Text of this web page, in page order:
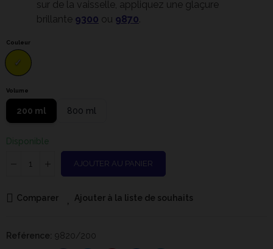
sur de la vaisselle, appliquez une glaçure
brillante 9300 ou 9870.
Couleur
Volume
200 ml 800 ml
Disponible
AJOUTER AU PANIER
Comparer Ajouter à la liste de souhaits
Reférence: 9820/200